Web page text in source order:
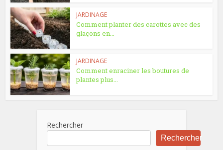
JARDINAGE
Comment planter des carottes avec des
glaçons en...
JARDINAGE
Comment enraciner les boutures de
plantes plus...
Rechercher
Rechercher